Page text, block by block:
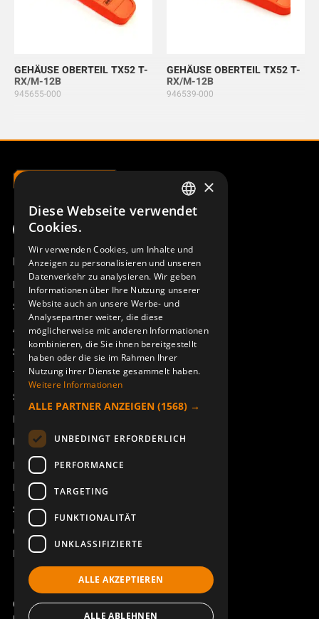
GEHÄUSE OBERTEIL TX52 T-
RX/M-12B
945655-000
GEHÄUSE OBERTEIL TX52 T-
RX/M-12B
946539-000
Produktübersicht
Remotus
Sesam
Access_Ctrl
Support
Technischer Support
Service buchen
Handbücher und Videoanleitungen
Über Åkerströms
Kontakt
Neuigkeiten
Sicherheit und Richtlinien
Geschäftsbedingungen
REACH
Copyright ©2026 Åkerströms. All rights reserved.
SWEDISH
DEUTSCH
×
Diese Webseite verwendet
Cookies.
Wir verwenden Cookies, um Inhalte und
Anzeigen zu personalisieren und unseren
Datenverkehr zu analysieren. Wir geben
Informationen über Ihre Nutzung unserer
Website auch an unsere Werbe- und
Analysepartner weiter, die diese
möglicherweise mit anderen Informationen
kombinieren, die Sie ihnen bereitgestellt
haben oder die sie im Rahmen Ihrer
Nutzung ihrer Dienste gesammelt haben.
Weitere Informationen
ALLE PARTNER ANZEIGEN (1568) →
UNBEDINGT ERFORDERLICH
PERFORMANCE
TARGETING
FUNKTIONALITÄT
UNKLASSIFIZIERTE
ALLE AKZEPTIEREN
ALLE ABLEHNEN